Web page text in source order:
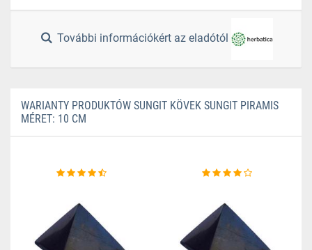
További információkért az eladótól
WARIANTY PRODUKTÓW SUNGIT KÖVEK SUNGIT PIRAMIS
MÉRET: 10 CM